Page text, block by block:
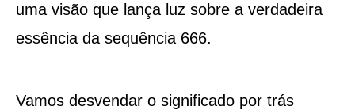
uma visão que lança luz sobre a verdadeira
essência da sequência 666.
Vamos desvendar o significado por trás